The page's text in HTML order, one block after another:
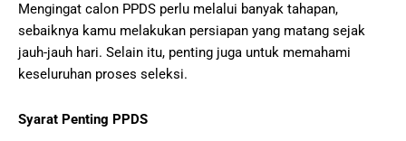
Mengingat calon PPDS perlu melalui banyak tahapan,
sebaiknya kamu melakukan persiapan yang matang sejak
jauh-jauh hari. Selain itu, penting juga untuk memahami
keseluruhan proses seleksi.
Syarat Penting PPDS